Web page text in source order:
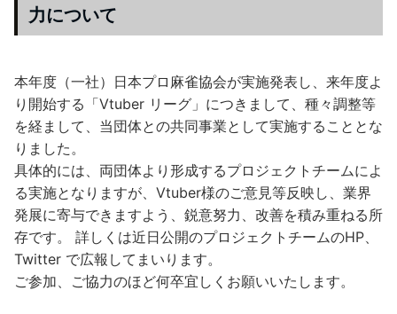
力について
本年度（一社）日本プロ麻雀協会が実施発表し、来年度よ
り開始する「Vtuber リーグ」につきまして、種々調整等
を経まして、当団体との共同事業として実施することとな
りました。
具体的には、両団体より形成するプロジェクトチームによ
る実施となりますが、Vtuber様のご意見等反映し、業界
発展に寄与できますよう、鋭意努力、改善を積み重ねる所
存です。 詳しくは近日公開のプロジェクトチームのHP、
Twitter で広報してまいります。
ご参加、ご協力のほど何卒宜しくお願いいたします。